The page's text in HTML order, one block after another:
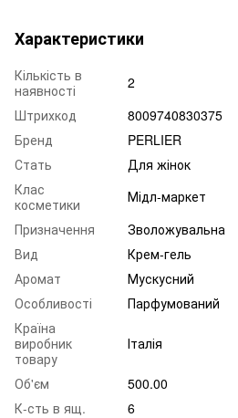
Характеристики
Кількість в
наявності
2
Штрихкод
8009740830375
Бренд
PERLIER
Стать
Для жінок
Клас
косметики
Мідл-маркет
Призначення
Зволожувальна
Вид
Крем-гель
Аромат
Мускусний
Особливості
Парфумований
Країна
виробник
товару
Італія
Об'єм
500.00
К-сть в ящ.
6